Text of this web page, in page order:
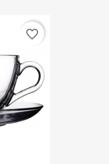
favorite_border